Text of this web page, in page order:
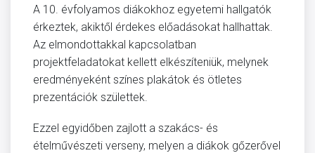
A 10. évfolyamos diákokhoz egyetemi hallgatók
érkeztek, akiktől érdekes előadásokat hallhattak.
Az elmondottakkal kapcsolatban
projektfeladatokat kellett elkészíteniük, melynek
eredményeként színes plakátok és ötletes
prezentációk születtek.
Ezzel egyidőben zajlott a szakács- és
ételművészeti verseny, melyen a diákok gőzerővel